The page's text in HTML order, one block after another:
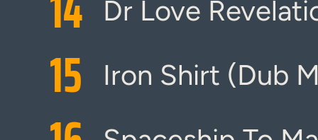
Dr Love
15 Iron Shirt (Dub